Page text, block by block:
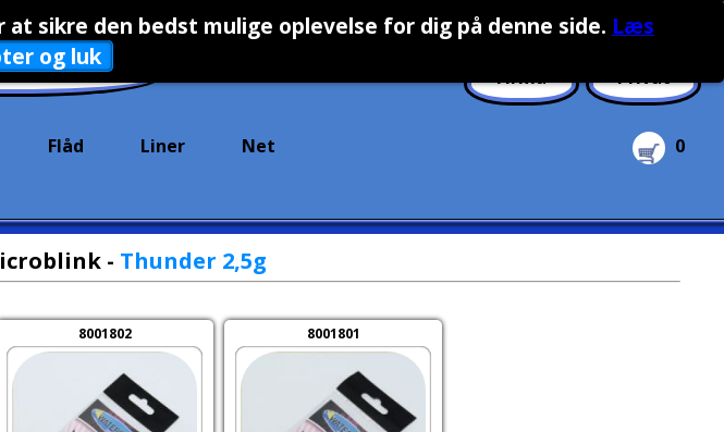
sikre den bedst mulige oplevelse for dig på denne side. Læs
og luk
Firma Privat
0
Flåd Liner Net
- Thunder 2,5g
8001802 8001801